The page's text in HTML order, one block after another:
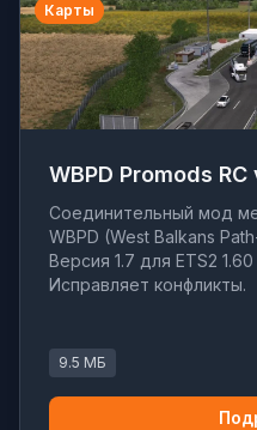
Карты
WBPD Promods RC
Соединительный мод
WBPD (West Balkans
Версия 1.7 для ETS2
Исправляет конфликты.
9.5 МБ